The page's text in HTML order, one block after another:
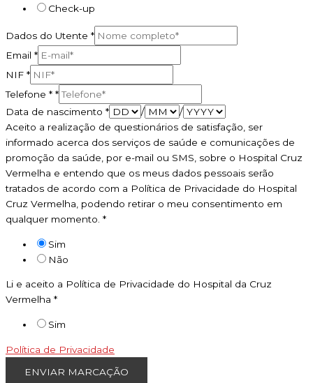
Check-up
Dados do Utente *
Email *
NIF *
Telefone * *
Data de nascimento * /
/
Aceito a realização de questionários de satisfação, ser
informado acerca dos serviços de saúde e comunicações de
promoção da saúde, por e-mail ou SMS, sobre o Hospital Cruz
Vermelha e entendo que os meus dados pessoais serão
tratados de acordo com a Política de Privacidade do Hospital
Cruz Vermelha, podendo retirar o meu consentimento em
qualquer momento. *
Sim
Não
Li e aceito a Política de Privacidade do Hospital da Cruz
Vermelha *
Sim
Política de Privacidade
ENVIAR MARCAÇÃO